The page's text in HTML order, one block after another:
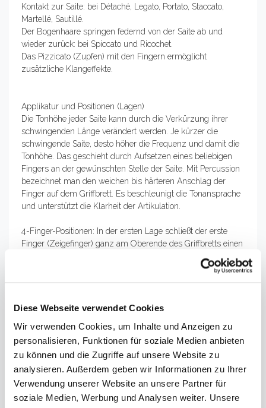
Diese Webseite verwendet Cookies
Wir verwenden Cookies, um Inhalte und Anzeigen zu
personalisieren, Funktionen für soziale Medien anbieten
zu können und die Zugriffe auf unsere Website zu
analysieren. Außerdem geben wir Informationen zu Ihrer
Verwendung unserer Website an unsere Partner für
soziale Medien, Werbung und Analysen weiter. Unsere
Kontakt zur Saite: bei Détaché, Legato, Portato, Staccato,
Martellé, Sautillé.
Der Bogenhaare springen federnd von der Saite ab und
wieder zurück: bei Spiccato und Ricochet.
Das Pizzicato (Zupfen) mit den Fingern ermöglicht
zusätzliche Klangeffekte.
Applikatur und Positionen (Lagen)
Die Tonhöhe jeder Saite kann durch die Verkürzung ihrer
schwingenden Länge verändert werden. Je kürzer die
schwingende Saite, desto höher die Frequenz und damit die
Tonhöhe. Das geschieht durch Aufsetzen eines beliebigen
Fingers an der gewünschten Stelle der Saite. Mit Percussion
bezeichnet man den weichen bis härteren Anschlag der
Finger auf dem Griffbrett. Es beschleunigt die Tonansprache
und unterstützt die Klarheit der Artikulation.
4-Finger-Positionen: In der ersten Lage schließt der erste
Finger (Zeigefinger) ganz am Oberende des Griffbretts einen
Ganzton über der Tonhöhe der leeren Saite an. Die übrigen
Finger liegen meistens im Halbtonabstand daneben (enger
zweite Möglichkeit wird der "weite Griff" verwendet, mit
entsteht dann ein Ganztonschritt. Jede folgende Lage bringt
die Hand um eine Stufe der diatonischen Tonleiter weiter. Mit
dem 1. Finger eine Quinte über dem Grundton der Saite ist
die vierte Lage erreicht.
3-Finger-Positionen: Von der 5. bis zur 7. Lage bleibt der
Daumen meistens als stabilisierendes Gegenlager noch in
der Halskehle. Wegen der größeren Streckung des